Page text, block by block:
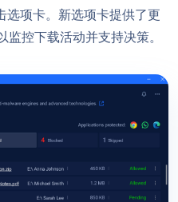
选项卡。新选项卡提供了更
监控下载活动并支持决策。